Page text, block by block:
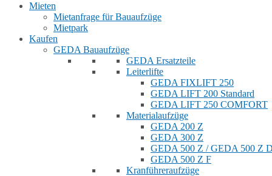
Mieten
Mietanfrage für Bauaufzüge
Mietpark
Kaufen
GEDA Bauaufzüge
GEDA Ersatzteile
Leiterlifte
GEDA FIXLIFT 250
GEDA LIFT 200 Standard
GEDA LIFT 250 COMFORT
Materialaufzüge
GEDA 200 Z
GEDA 300 Z
GEDA 500 Z / GEDA 500 Z
GEDA 500 Z F
Kranführeraufzüge